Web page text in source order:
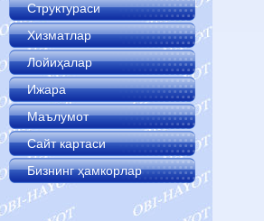
Структураси
Хизматлар
Лойиҳалар
Ижара
Маълумот
Сайт картаси
Бизнинг ҳамкорлар